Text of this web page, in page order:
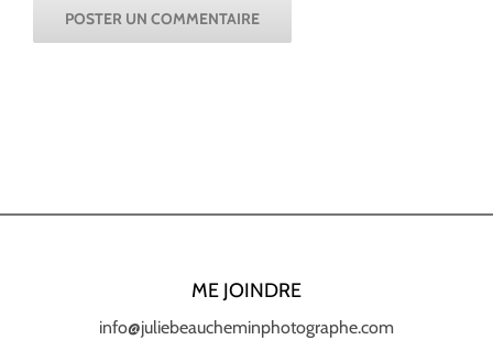
ME JOINDRE
info@juliebeaucheminphotographe.com